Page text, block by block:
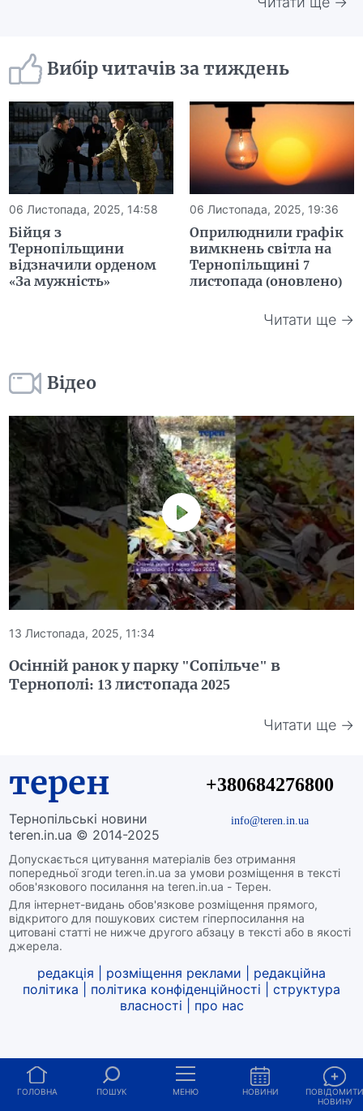
Вибір читачів за тиждень
06 Листопада, 2025, 14:58
Бійця з
Тернопільщини
відзначили орденом
«За мужність»
06 Листопада, 2025, 19:36
Оприлюднили графік
вимкнень світла на
Тернопільщині 7
листопада (оновлено)
Читати ще →
Відео
13 Листопада, 2025, 11:34
Осінній ранок у парку "Сопільче" в
Тернополі: 13 листопада 2025
Читати ще →
терен
Тернопільські новини
teren.in.ua © 2014-2025
Допускається цитування матеріалів без отримання
попередньої згоди teren.in.ua за умови розміщення в тексті
обов'язкового посилання на teren.in.ua - Терен.
Для інтернет-видань обов'язкове розміщення прямого,
відкритого для пошукових систем гіперпосилання на
цитовані статті не нижче другого абзацу в тексті або в якості
джерела.
+380684276800
info@teren.in.ua
редакція розміщення реклами
редакційна
політика
політика конфіденційності
структура
власності
про нас
ГОЛОВНА ПОШУК МЕНЮ НОВИНИ
НОВИНУ